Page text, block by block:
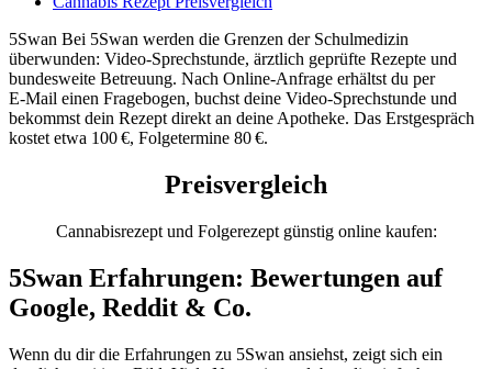
5Swan Bei 5Swan werden die Grenzen der Schulmedizin
überwunden: Video-Sprechstunde, ärztlich geprüfte Rezepte und
bundesweite Betreuung. Nach Online-Anfrage erhältst du per
E‑Mail einen Fragebogen, buchst deine Video‑Sprechstunde und
bekommst dein Rezept direkt an deine Apotheke. Das Erstgespräch
kostet etwa 100 €, Folgetermine 80 €.
Preisvergleich
Cannabisrezept und Folgerezept günstig online kaufen:
5Swan Erfahrungen: Bewertungen auf
Google, Reddit & Co.
Wenn du dir die Erfahrungen zu 5Swan ansiehst, zeigt sich ein